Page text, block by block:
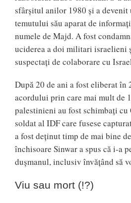
sfârșitul anilor 1980 și a
temutului său aparat de
numele de Majd. A fost
uciderea a doi militari israelieni
suspectați de colaborare cu
După 20 de ani a fost eliberat în
acordului prin care mai mult de
palestinieni au fost schimbați cu
soldat al IDF care fusese
a fost deținut timp de mai bine
închisoare Sinwar a spus că i-a
dușmanul, inclusiv învățând să
Viu sau mort (!?)